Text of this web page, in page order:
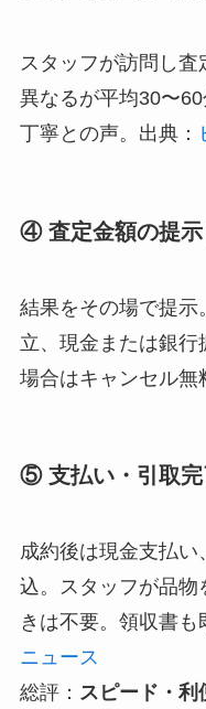
スタッフが訪問し査
異なるが平均30〜
丁寧との声。出典：
④ 査定金額の提示
結果をその場で提
立、現金または銀
場合はキャンセル無
⑤ 支払い・引取完
成約後は現金支払
込。スタッフが品
きは不要。領収書も
ニュース
総評： スピード・利